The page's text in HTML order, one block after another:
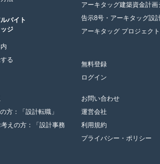
バイト
ジ
る
方：「設計転職」
えの方：「設計事務
アーキタッグ建築資金計画
告示8号・アーキタッグ設
アーキタッグ プロジェク
無料登録
ログイン
お問い合わせ
運営会社
利用規約
プライバシー・ポリシー